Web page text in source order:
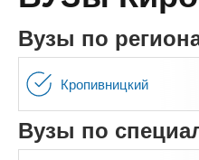
n
t
s
х
з
а
в
е
д
Вузы по
Кропивницкий
Вузы по